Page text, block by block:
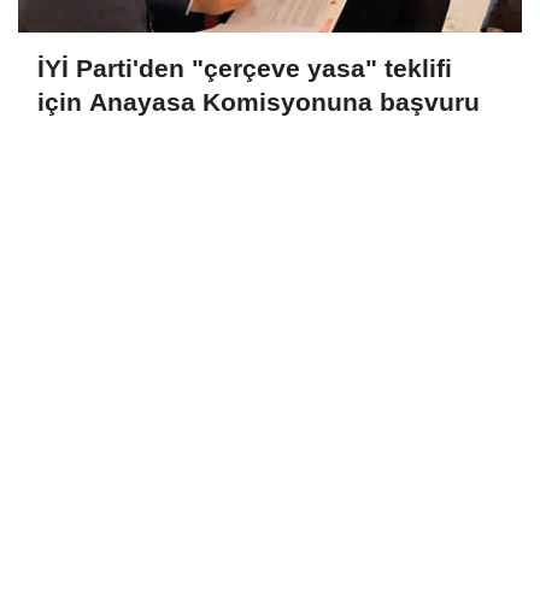
İYİ Parti'den "çerçeve yasa" teklifi
için Anayasa Komisyonuna başvuru